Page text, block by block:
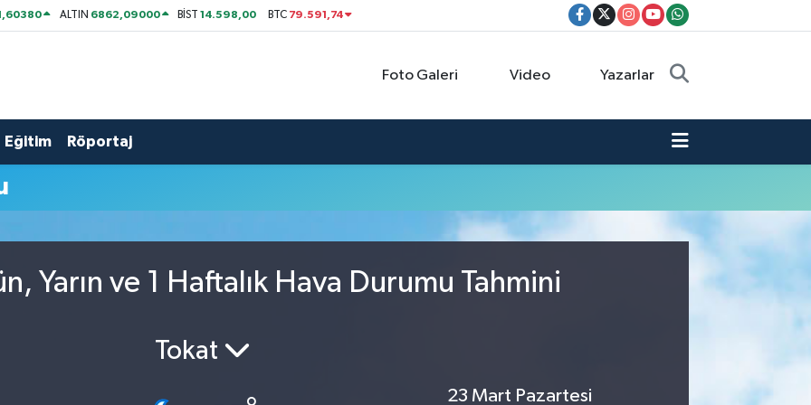
ALTIN 6862,09000 BİST14.598,00 BTC 79.591,74
Foto Galeri Video Yazarlar
Eğitim Röportaj
Yarın ve 1 Haftalık Hava Durumu Tahmini
Tokat
23 Mart Pazartesi